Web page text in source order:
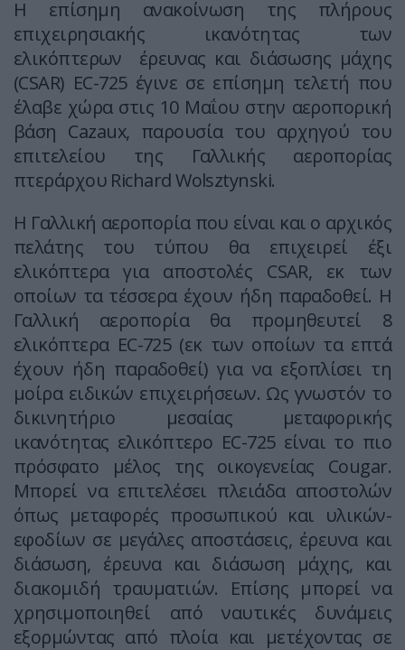
Η επίσημη ανακοίνωση της πλήρους
επιχειρησιακής ικανότητας των
ελικόπτερων έρευνας και διάσωσης μάχης
(CSAR) EC-725 έγινε σε επίσημη τελετή που
έλαβε χώρα στις 10 Μαΐου στην αεροπορική
βάση Cazaux, παρουσία του αρχηγού του
επιτελείου της Γαλλικής αεροπορίας
πτεράρχου Richard Wolsztynski.
Η Γαλλική αεροπορία που είναι και ο αρχικός
πελάτης του τύπου θα επιχειρεί έξι
ελικόπτερα για αποστολές CSAR, εκ των
οποίων τα τέσσερα έχουν ήδη παραδοθεί. Η
Γαλλική αεροπορία θα προμηθευτεί 8
ελικόπτερα EC-725 (εκ των οποίων τα επτά
έχουν ήδη παραδοθεί) για να εξοπλίσει τη
μοίρα ειδικών επιχειρήσεων. Ως γνωστόν το
δικινητήριο μεσαίας μεταφορικής
ικανότητας ελικόπτερο EC-725 είναι το πιο
πρόσφατο μέλος της οικογενείας Cougar.
Μπορεί να επιτελέσει πλειάδα αποστολών
όπως μεταφορές προσωπικού και υλικών-
εφοδίων σε μεγάλες αποστάσεις, έρευνα και
διάσωση, έρευνα και διάσωση μάχης, και
διακομιδή τραυματιών. Επίσης μπορεί να
χρησιμοποιηθεί από ναυτικές δυνάμεις
εξορμώντας από πλοία και μετέχοντας σε